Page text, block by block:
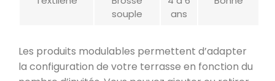
souple
ans
Les produits modulables permettent d’adapter
la configuration de votre terrasse en fonction du